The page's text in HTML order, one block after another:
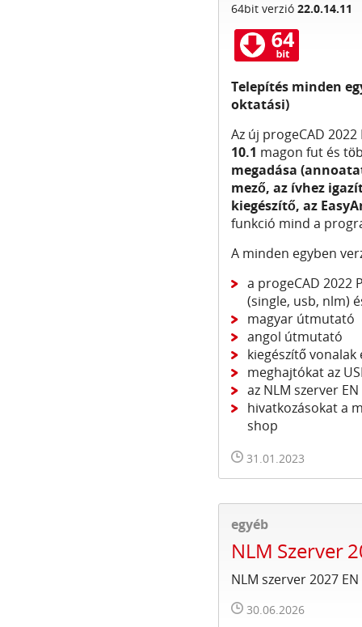
64bit verzió 22.0.14.11
Telepítés minden
oktatási)
Az új progeCAD
10.1 magon fut és
megadása
mező, az ívhez
kiegészítő, az
funkció mind a
A minden egyben
a progeCAD 2022
(single, usb, nlm)
magyar útmutató
angol útmutató
kiegészítő vonalak
meghajtókat az
az NLM szerver
hivatkozásokat a
shop
31.01.2023
egyéb
NLM Szerver
NLM szerver 2027 EN
30.06.2026